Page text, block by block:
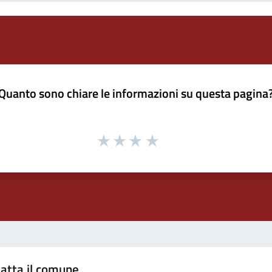
sono chiare le informazioni su questa